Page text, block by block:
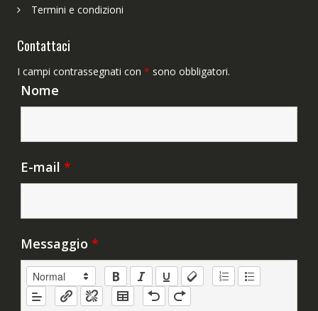
Termini e condizioni
Contattaci
I campi contrassegnati con * sono obbligatori.
Nome
E-mail *
Messaggio *